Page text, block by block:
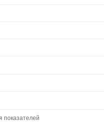
показателей